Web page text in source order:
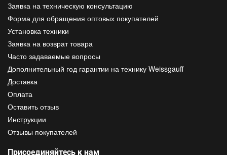
Заявка на техническую консультацию
Форма для обращения оптовых покупателей
Установка техники
Заявка на возврат товара
Часто задаваемые вопросы
Дополнительный год гарантии на технику Weissgauff
Доставка
Оплата
Оставить отзыв
Инструкции
Отзывы покупателей
Присоединяйтесь к нам